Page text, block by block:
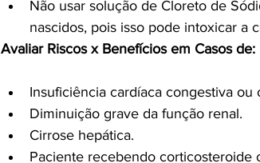
Não usar solução de Cloreto de
nascidos, pois isso pode intoxicar a
Avaliar Riscos x Benefícios em Casos de:
Insuficiência cardíaca congestiva
Diminuição grave da função renal.
Cirrose hepática.
Paciente recebendo corticosteroide